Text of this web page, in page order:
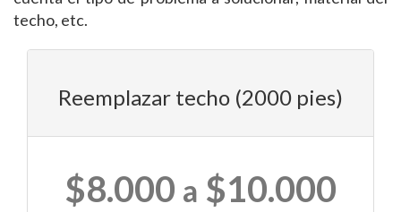
techo, etc.
Reemplazar techo (2000 pies)
$8.000 a $10.000